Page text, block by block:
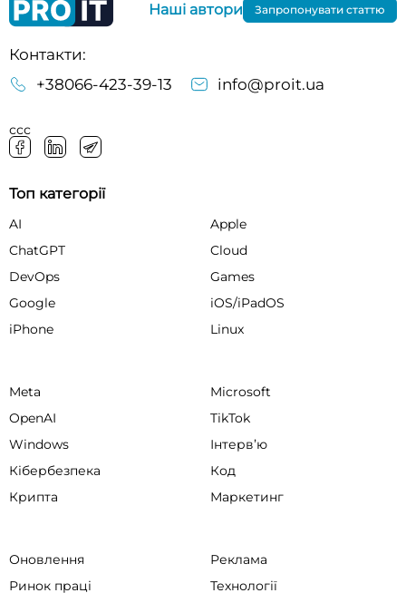
Контакти:
+38066-423-39-13
info@proit.ua
ссс
Наші автори Запропонувати статтю
Топ категорії
AI
Apple
ChatGPT
Cloud
DevOps
Games
Google
iOS/iPadOS
iPhone
Linux
Meta
Microsoft
OpenAI
TikTok
Windows
Інтервʼю
Кібербезпека
Код
Крипта
Маркетинг
Оновлення
Реклама
Ринок праці
Технології